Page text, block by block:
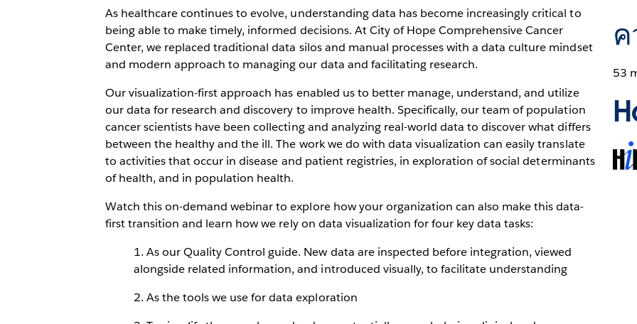
As healthcare continues to evolve, understanding data has become increasingly critical to
being able to make timely, informed decisions. At City of Hope Comprehensive Cancer
Center, we replaced traditional data silos and manual processes with a data culture mindset
and modern approach to managing our data and facilitating research.
Our visualization-first approach has enabled us to better manage, understand, and utilize
our data for research and discovery to improve health. Specifically, our team of population
cancer scientists have been collecting and analyzing real-world data to discover what differs
between the healthy and the ill. The work we do with data visualization can easily translate
to activities that occur in disease and patient registries, in exploration of social determinants
of health, and in population health.
Watch this on-demand webinar to explore how your organization can also make this data-
first transition and learn how we rely on data visualization for four key data tasks:
1. As our Quality Control guide. New data are inspected before integration, viewed
alongside related information, and introduced visually, to facilitate understanding
2. As the tools we use for data exploration
53
in